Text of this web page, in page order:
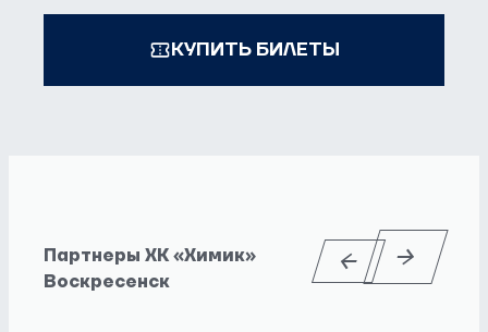
КУПИТЬ БИЛЕТЫ
Партнеры ХК «Химик»
Воскресенск